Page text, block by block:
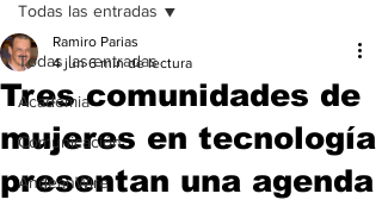
Todas las entradas
Academia
Comunicación
AndeanWire
Todas las entradas
Tres comunidades de
mujeres en tecnología
presentan una agenda
Ramiro Parias
4 jun 6 min de lectura